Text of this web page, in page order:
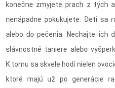
konečne zmyjete prach z tých
nenápadne pokukujete. Deti sa
alebo do pečenia. Nechajte ich
slávnostné taniere alebo
K tomu sa skvele hodí nielen
ktoré majú už po generácie